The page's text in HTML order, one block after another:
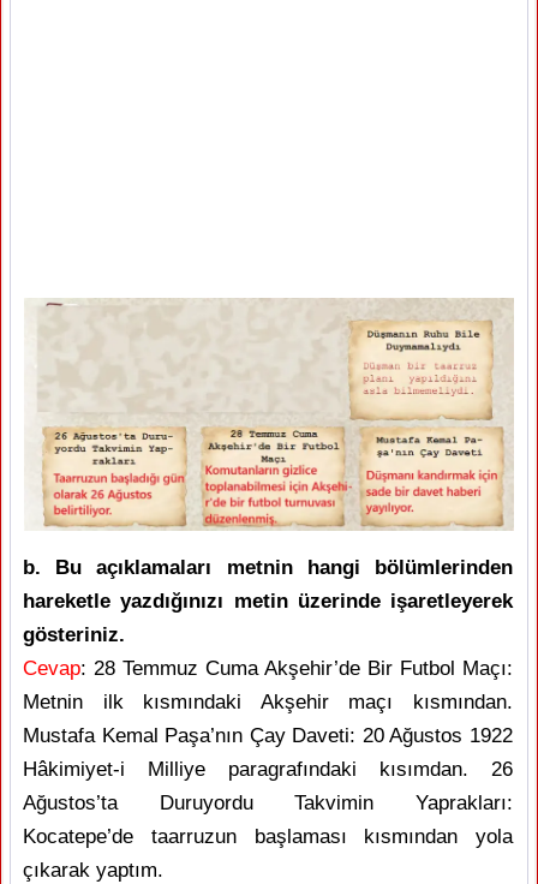
b. Bu açıklamaları metnin hangi bölümlerinden
hareketle yazdığınızı metin üzerinde işaretleyerek
gösteriniz.
Cevap: 28 Temmuz Cuma Akşehir’de Bir Futbol Maçı:
Metnin ilk kısmındaki Akşehir maçı kısmından.
Mustafa Kemal Paşa’nın Çay Daveti: 20 Ağustos 1922
Hâkimiyet-i Milliye paragrafındaki kısımdan. 26
Ağustos’ta Duruyordu Takvimin Yaprakları:
Kocatepe’de taarruzun başlaması kısmından yola
çıkarak yaptım.